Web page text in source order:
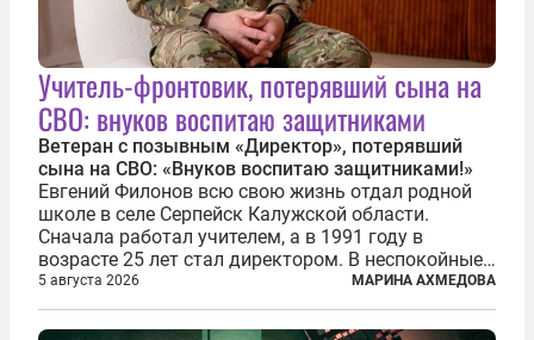
Учитель-фронтовик, потерявший сына на
СВО: внуков воспитаю защитниками
Ветеран с позывным «Директор», потерявший
сына на СВО: «Внуков воспитаю защитниками!»
Евгений Филонов всю свою жизнь отдал родной
школе в селе Серпейск Калужской области.
Сначала работал учителем, а в 1991 году в
возрасте 25 лет стал директором. В неспокойные
90-е он сумел спасти школу от закрытия и со
временем сделал ее лучшей в районе. В 2023 году
в возрасте 57 лет вслед за сыном...
5 августа 2026 МАРИНА АХМЕДОВА